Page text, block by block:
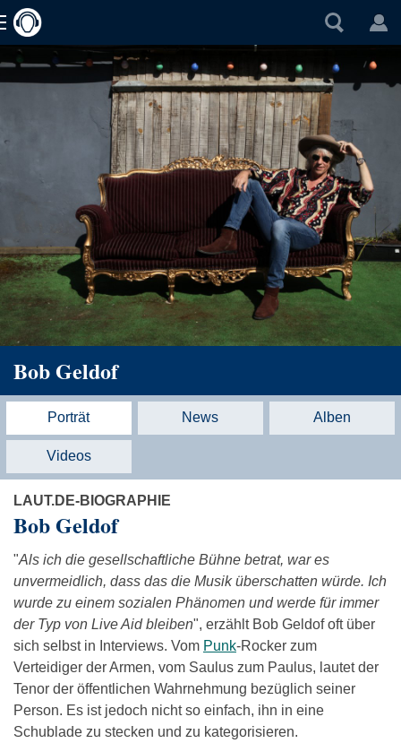
Bob Geldof
Porträt News Alben
Videos
LAUT.DE-BIOGRAPHIE
Bob Geldof
"Als ich die gesellschaftliche Bühne betrat, war es
unvermeidlich, dass das die Musik überschatten würde. Ich
wurde zu einem sozialen Phänomen und werde für immer
der Typ von Live Aid bleiben", erzählt Bob Geldof oft über
sich selbst in Interviews. Vom Punk-Rocker zum
Verteidiger der Armen, vom Saulus zum Paulus, lautet der
Tenor der öffentlichen Wahrnehmung bezüglich seiner
Person. Es ist jedoch nicht so einfach, ihn in eine
Schublade zu stecken und zu kategorisieren.